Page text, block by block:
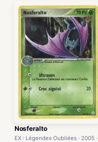
Nosferalto
EX : Légendes Oubliées · 2005 ·